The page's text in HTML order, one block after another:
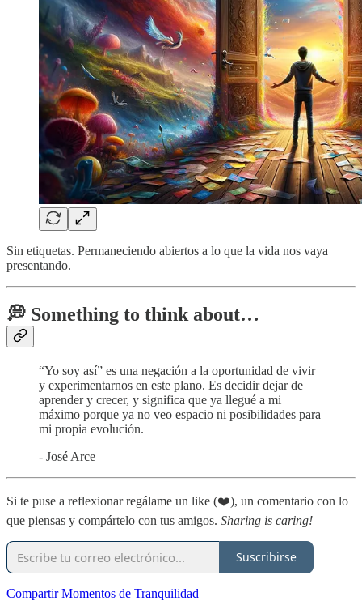
Sin etiquetas. Permaneciendo abiertos a lo que la vida nos vaya
presentando.
💭 Something to think about…
“Yo soy así” es una negación a la oportunidad de vivir
y experimentarnos en este plano. Es decidir dejar de
aprender y crecer, y significa que ya llegué a mi
máximo porque ya no veo espacio ni posibilidades para
mi propia evolución.
- José Arce
Si te puse a reflexionar regálame un like (❤️), un comentario con lo
que piensas y compártelo con tus amigos. Sharing is caring!
Suscribirse
Compartir Momentos de Tranquilidad